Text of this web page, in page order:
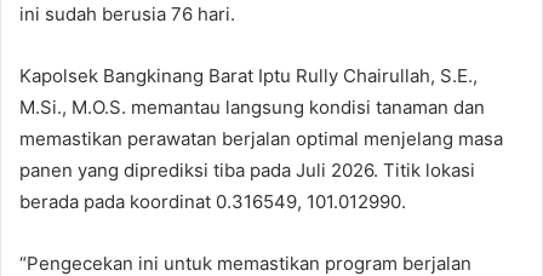
ini sudah berusia 76 hari.
Kapolsek Bangkinang Barat Iptu Rully Chairullah, S.E.,
M.Si., M.O.S. memantau langsung kondisi tanaman dan
memastikan perawatan berjalan optimal menjelang masa
panen yang diprediksi tiba pada Juli 2026. Titik lokasi
berada pada koordinat 0.316549, 101.012990.
“Pengecekan ini untuk memastikan program berjalan